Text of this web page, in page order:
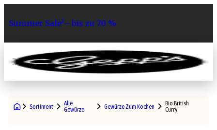
Summer Sale¹– bis zu 70 %
0
Sortiment
Alle
Gewürze
Gewürze Zum Kochen
Bio British
Curry